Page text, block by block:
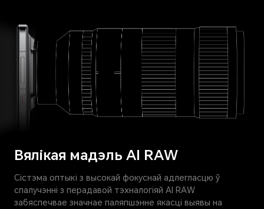
Вялікая мадэль AI RAW
Сістэма оптыкi з высокай фокуснай адлегласцю ў
спалучэнні з перадавой тэхналогіяй AI RAW
забяспечвае значнае паляпшэнне якасці выявы на